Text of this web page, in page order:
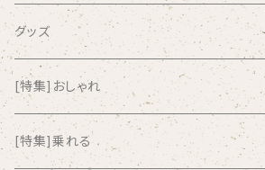
airlie
AKUTAGAWA FANCLUB
ALKASILKA
グッズ
[特集]おしゃれ
[特集]乗れる